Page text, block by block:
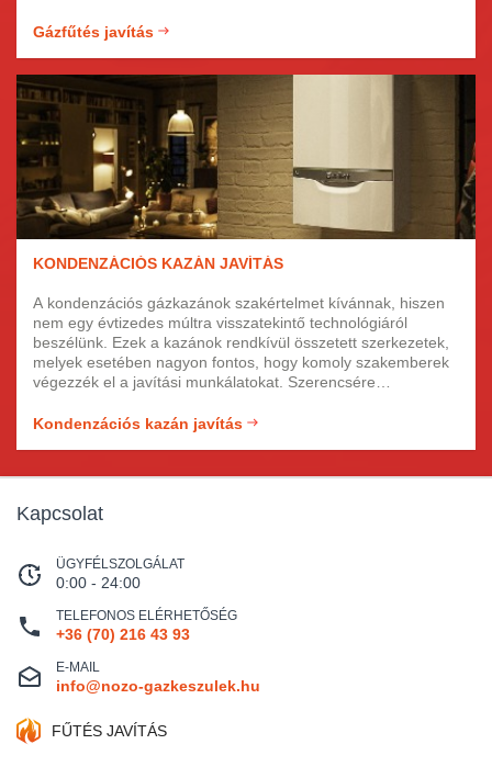
tervezése. Tapasztalt, felkészült kollégák, jól képzett,
Saunier Duval
Gázfűtés javítás
KONDENZÁCIÓS KAZÁN JAVÍTÁS
A kondenzációs gázkazánok szakértelmet kívánnak, hiszen
nem egy évtizedes múltra visszatekintő technológiáról
beszélünk. Ezek a kazánok rendkívül összetett szerkezetek,
melyek esetében nagyon fontos, hogy komoly szakemberek
végezzék el a javítási munkálatokat. Szerencsére
mivel ezen a területen is jártasak vagyunk. Kazánját
Kondenzációs kazán javítás
Kapcsolat
ÜGYFÉLSZOLGÁLAT
0:00 - 24:00
TELEFONOS ELÉRHETŐSÉG
+36 (70) 216 43 93
E-MAIL
info@nozo-gazkeszulek.hu
FŰTÉS JAVÍTÁS